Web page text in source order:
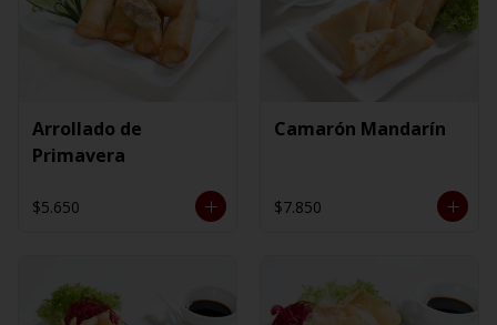
Arrollado de
Primavera
$5.650
Camarón Mandarín
$7.850